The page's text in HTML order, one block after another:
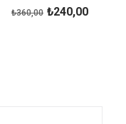
₺240,00
₺360,00